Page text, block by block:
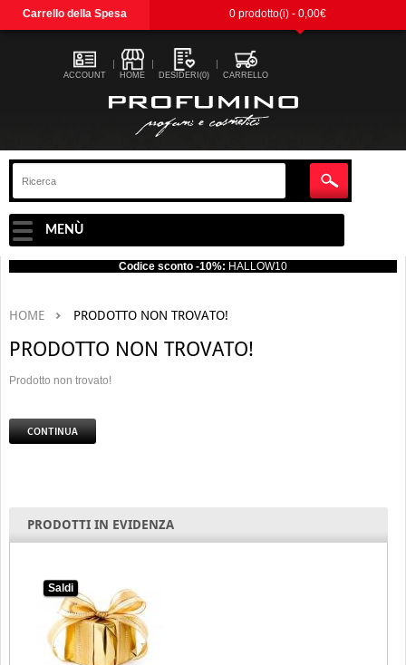
Carrello della Spesa 0 prodotto(i) - 0,00€
ACCOUNT HOME DESIDERI(0) CARRELLO
MENÙ
Codice sconto -10%: HALLOW10
HOME PRODOTTO NON TROVATO!
PRODOTTO NON TROVATO!
Prodotto non trovato!
CONTINUA
PRODOTTI IN EVIDENZA
Saldi